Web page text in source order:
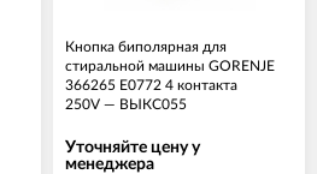
Кнопка биполярная для
стиральной машины GORENJE
366265 E0772 4 контакта
250V — ВЫКС055
Уточняйте цену у
менеджера